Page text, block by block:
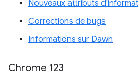
Nouveaux attributs
Corrections de bugs
Informations sur Dawn
Chrome 123